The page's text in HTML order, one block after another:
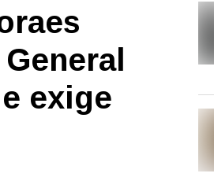
exige